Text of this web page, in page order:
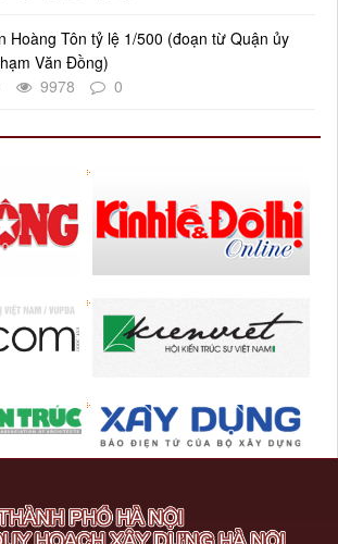
Hoàng Tôn tỷ lệ 1/500 (đoạn từ Quận ủy
Văn Đồng)
9978 0